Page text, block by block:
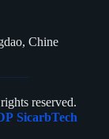
Chine
reserved.
SicarbTech